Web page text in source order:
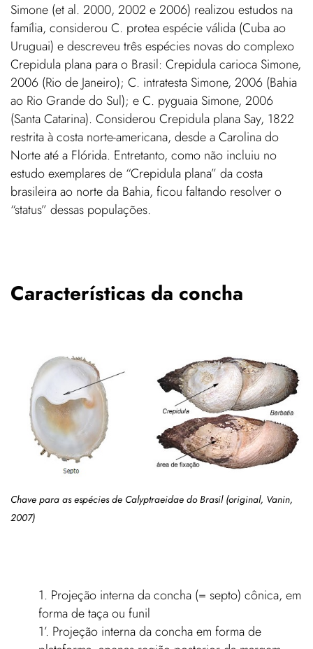
Simone (et al. 2000, 2002 e 2006) realizou estudos na
família, considerou C. protea espécie válida (Cuba ao
Uruguai) e descreveu três espécies novas do complexo
Crepidula plana para o Brasil: Crepidula carioca Simone,
2006 (Rio de Janeiro); C. intratesta Simone, 2006 (Bahia
ao Rio Grande do Sul); e C. pyguaia Simone, 2006
(Santa Catarina). Considerou Crepidula plana Say, 1822
restrita à costa norte-americana, desde a Carolina do
Norte até a Flórida. Entretanto, como não incluiu no
estudo exemplares de “Crepidula plana” da costa
brasileira ao norte da Bahia, ficou faltando resolver o
“status” dessas populações.
Características da concha
Chave para as espécies de Calyptraeidae do Brasil (original, Vanin,
2007)
1. Projeção interna da concha (= septo) cônica, em
forma de taça ou funil
1’. Projeção interna da concha em forma de